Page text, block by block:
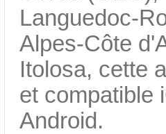
Languedoc-
Alpes-Côte
Itolosa, cette
et compatible
Android.